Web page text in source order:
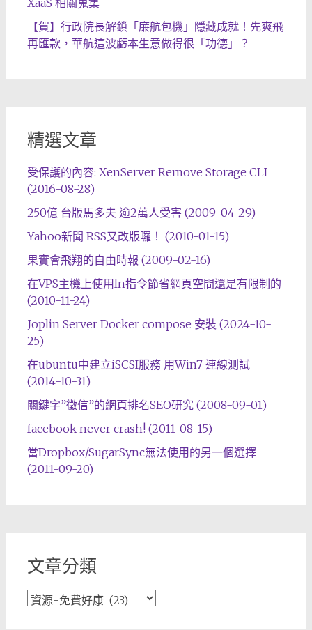
XaaS 相關蒐集
【賀】行政院長解鎖「廉航包機」隱藏成就！先爽飛
再匯款，華航這波虧本生意做得很「功德」？
精選文章
受保護的內容: XenServer Remove Storage CLI
(2016-08-28)
250億 台版馬多夫 逾2萬人受害 (2009-04-29)
Yahoo新聞 RSS又改版囉！ (2010-01-15)
果實會飛翔的自由時報 (2009-02-16)
在VPS主機上使用ln指令節省網頁空間還是有限制的
(2010-11-24)
Joplin Server Docker compose 安裝 (2024-10-
25)
在ubuntu中建立iSCSI服務 用Win7 連線測試
(2014-10-31)
關鍵字”徵信”的網頁排名SEO研究 (2008-09-01)
facebook never crash! (2011-08-15)
當Dropbox/SugarSync無法使用的另一個選擇
(2011-09-20)
文章分類
文